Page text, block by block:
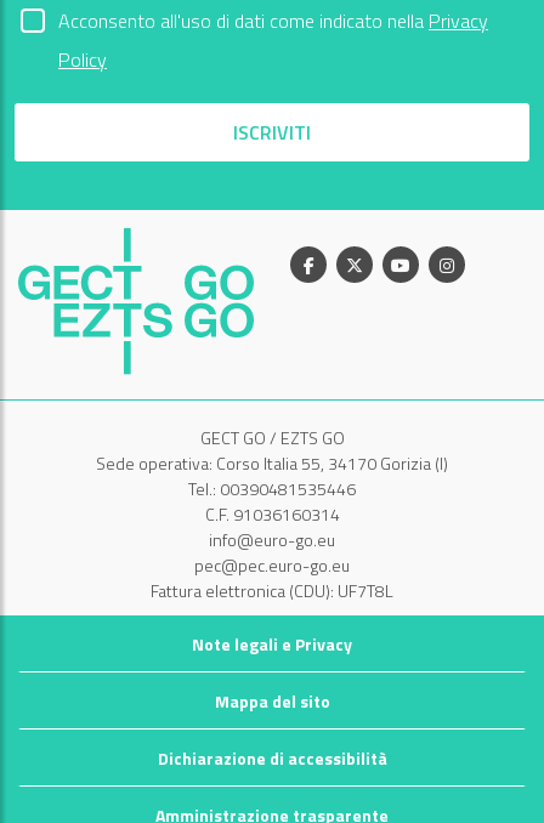
Acconsento all'uso di dati come indicato nella Privacy
Policy
ISCRIVITI
Facebook
X YoutubeInstagram
GECT GO / EZTS GO
Sede operativa: Corso Italia 55, 34170 Gorizia (I)
Tel.: 00390481535446
C.F. 91036160314
info@euro-go.eu
pec@pec.euro-go.eu
Fattura elettronica (CDU): UF7T8L
Note legali e Privacy
Mappa del sito
Dichiarazione di accessibilità
Amministrazione trasparente